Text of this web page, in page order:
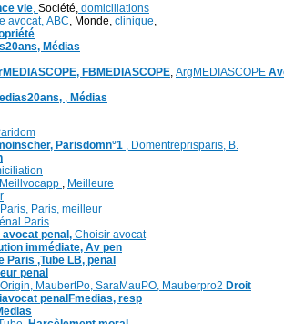
vie, Société, domiciliations
avocat, ABC, Monde, clinique,
Médias
FBMEDIASCOPE, ArgMEDIASCOPE
, Médias
Parisdomn°1 , Domentreprisparis, B.
Meillvocapp , Meilleure
Paris, Paris, meilleur
Paris
penal, Choisir avocat
immédiate, Av pen
Paris ,Tube LB, penal
penal
Origin, MaubertPo, SaraMauPO, Mauberpro2 Droit
penalFmedias, resp